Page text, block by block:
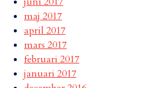
maj 2017
april 2017
mars 2017
februari 2017
januari 2017